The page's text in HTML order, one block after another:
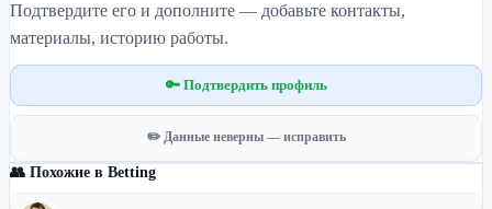
Подтвердите его и дополните — добавьте контакты,
материалы, историю работы.
🔑 Подтвердить профиль
✏️ Данные неверны — исправить
👥 Похожие в Betting